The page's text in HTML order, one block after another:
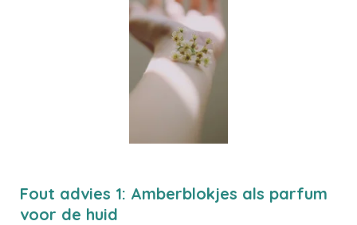
Fout advies 1: Amberblokjes als parfum
voor de huid